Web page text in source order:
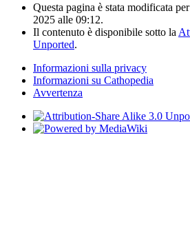
Questa pagina è stata modificata
2025 alle 09:12.
Il contenuto è disponibile sotto la
Unported.
Informazioni sulla privacy
Informazioni su Cathopedia
Avvertenza